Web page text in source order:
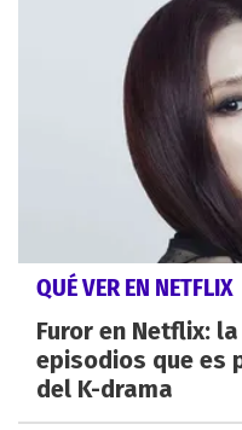
QUÉ VER EN NETFLIX
Furor en Netflix:
episodios que es
del K-drama